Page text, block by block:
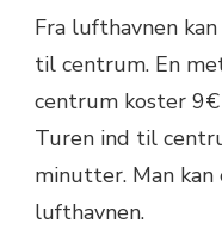
Fra lufthavnen
til centrum. En
centrum koster
Turen ind til
minutter. Man
lufthavnen.